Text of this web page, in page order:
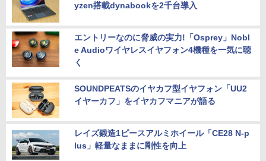
yzen搭載dynabookを2千台導入
エントリーなのに脅威の実力!「Osprey」Nobl
e Audioワイヤレスイヤフォン4機種を一気に聴
く
SOUNDPEATSのイヤカフ型イヤフォン「UU2
イヤーカフ」をイヤカフマニアが語る
レイズ鍛造1ピースアルミホイール「CE28 N-p
lus」軽量なままに剛性を向上